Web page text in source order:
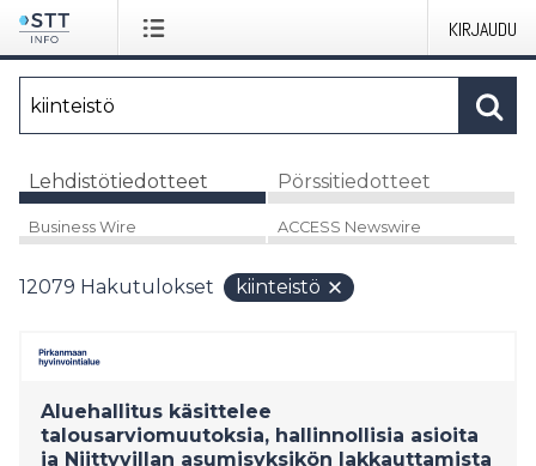
KIRJAUDU
Lehdistötiedotteet Pörssitiedotteet
Business Wire ACCESS Newswire
12079 Hakutulokset kiinteistö
Aluehallitus käsittelee
talousarviomuutoksia, hallinnollisia asioita
ja Niittyvillan asumisyksikön lakkauttamista